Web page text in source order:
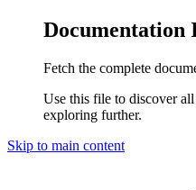
Documentation
Fetch the complete
Use this file to discover
exploring further.
Skip to main content